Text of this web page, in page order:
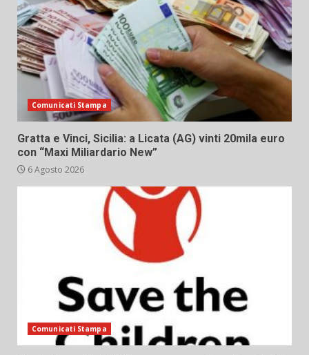
Comunicati Stampa
Gratta e Vinci, Sicilia: a Licata (AG) vinti 20mila euro
con “Maxi Miliardario New”
6 Agosto 2026
Comunicati Stampa